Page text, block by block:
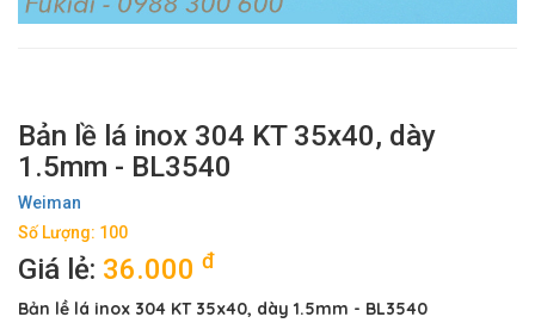
Bản lề lá inox 304 KT 35x40, dày
1.5mm - BL3540
Weiman
Số Lượng: 100
Giá lẻ: 36.000 đ
Bản lề lá inox 304 KT 35x40, dày 1.5mm - BL3540